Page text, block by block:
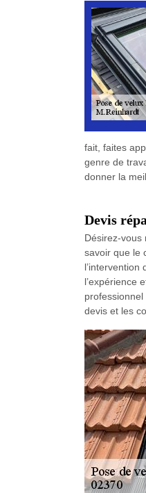
fait, faites
genre de
donner la
Devis
Désirez-vous
savoir que le
l’expérience
devis et les